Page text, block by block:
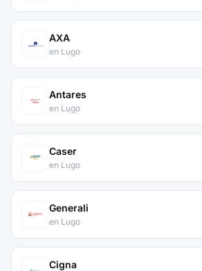
AXA
en Lugo
Antares
en Lugo
Caser
en Lugo
Generali
en Lugo
Cigna